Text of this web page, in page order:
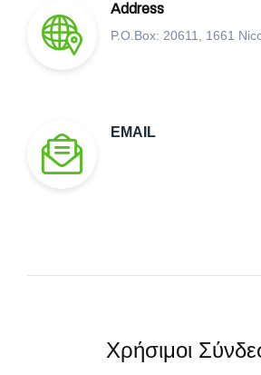
Address
P.O.Box: 20611, 1661
EMAIL
Χρήσιμοι